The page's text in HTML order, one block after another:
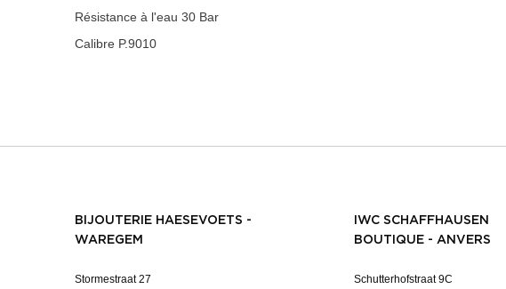
Résistance à l'eau 30 Bar
Calibre P.9010
BIJOUTERIE HAESEVOETS -
WAREGEM
Stormestraat 27
IWC SCHAFFHAUSEN
BOUTIQUE - ANVERS
Schutterhofstraat 9C